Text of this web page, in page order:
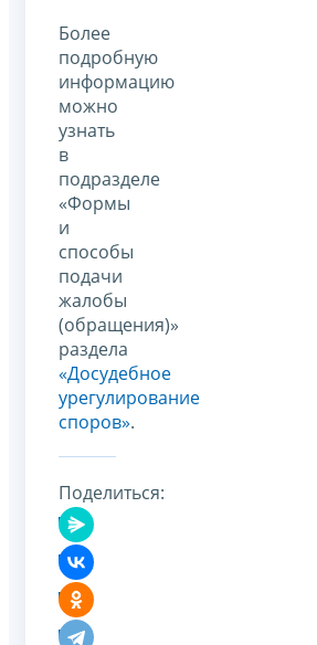
Более
подробную
информацию
можно
узнать
в
подразделе
«Формы
и
способы
подачи
жалобы
(обращения)»
раздела
«Досудебное
урегулирование
споров».
Поделиться: